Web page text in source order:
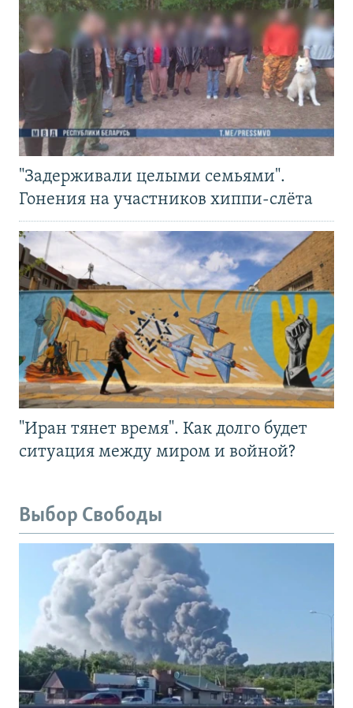
"Задерживали целыми семьями".
Гонения на участников хиппи-слёта
"Иран тянет время". Как долго будет
ситуация между миром и войной?
Выбор Свободы